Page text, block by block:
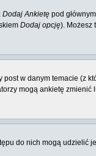
Dodaj Ankietę pod
Dodaj opcję). Możesz
w danym temacie (z
mogą ankietę
do nich mogą udzielić